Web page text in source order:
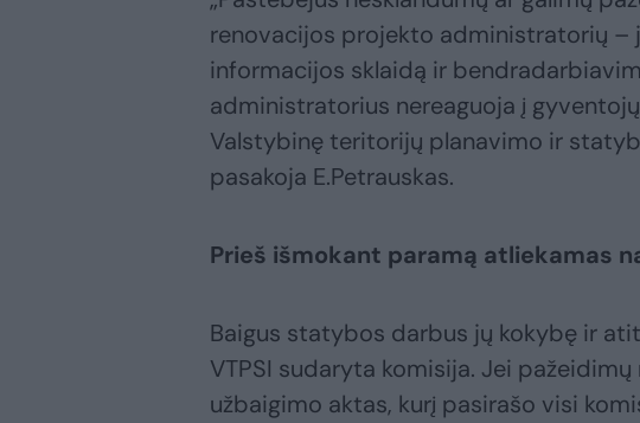
renovacijos projekto administratorių –
informacijos sklaidą ir
administratorius nereaguoja į
Valstybinę teritorijų planavimo ir
pasakoja E.Petrauskas.
Prieš išmokant paramą atliekamas
Baigus statybos darbus jų kokybę ir
VTPSI sudaryta komisija. Jei
užbaigimo aktas, kurį pasirašo visi